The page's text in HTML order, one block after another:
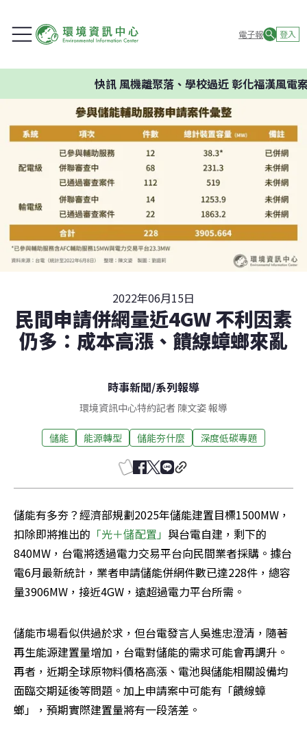
電子報 登入
快訊風機離聚落、學校過近 彰化福漢風電案環
2022年06月15日
民間申請併網量近4GW 不利因素
仍多：成本高漲、饋線蟑螂來亂
時事新聞/系列報導
環境資訊中心特約記者 陳文姿 報導
儲能 能源轉型 儲能夯什麼 深度低碳專題
儲能有多夯？經濟部規劃2025年儲能建置目標1500MW，
扣除即將推出的 「光＋儲配置」 與台電自建，剩下的
840MW，台電將透過電力交易平台向民間業者採購。據台
電6月最新統計，業者申請儲能併網件數已達228件，總容
量3906MW，接近4GW，遠超過電力平台所需。
儲能市場看似供過於求，但台電發言人吳進忠澄清，隨著
再生能源建置量增加，台電對儲能的需求可能會再調升。
再者，近期全球原物料價格高漲、電池與儲能相關設備均
面臨交期延後等問題。加上申請案中可能有「饋線蟑
螂」，預期實際建置量將有一段落差。